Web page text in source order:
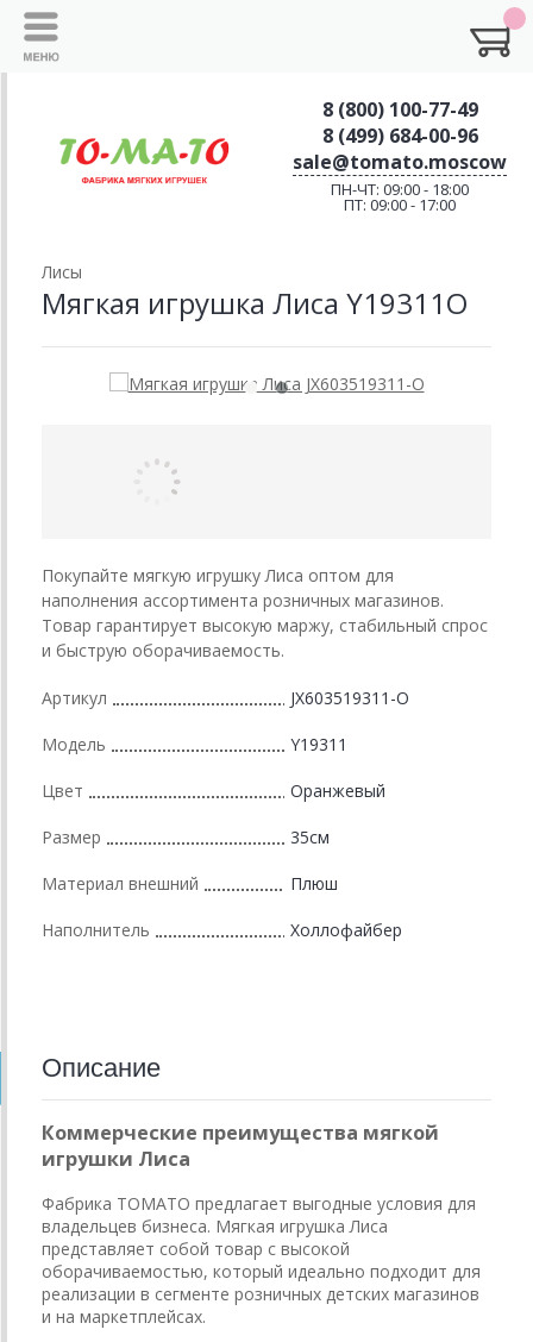
8 (800) 100-77-49
8 (499) 684-00-96
sale@tomato.moscow
ПН-ЧТ: 09:00 - 18:00
ПТ: 09:00 - 17:00
Лисы
Мягкая игрушка Лиса Y19311O
Покупайте мягкую игрушку Лиса оптом для
наполнения ассортимента розничных магазинов.
Товар гарантирует высокую маржу, стабильный спрос
и быструю оборачиваемость.
Артикул JX603519311-O
Модель Y19311
Цвет Оранжевый
Размер 35см
Материал внешний Плюш
Наполнитель Холлофайбер
Описание
Коммерческие преимущества мягкой
игрушки Лиса
Фабрика ТОМАТО предлагает выгодные условия для
владельцев бизнеса. Мягкая игрушка Лиса
представляет собой товар с высокой
оборачиваемостью, который идеально подходит для
реализации в сегменте розничных детских магазинов
и на маркетплейсах.